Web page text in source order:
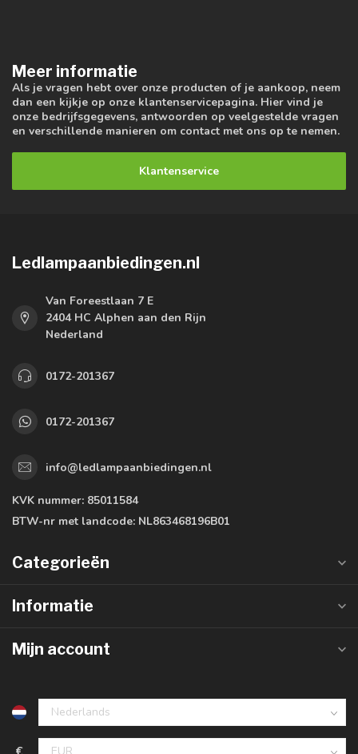
Meer informatie
Als je vragen hebt over onze producten of je aankoop, neem
dan een kijkje op onze klantenservicepagina. Hier vind je
onze bedrijfsgegevens, antwoorden op veelgestelde vragen
en verschillende manieren om contact met ons op te nemen.
Klantenservice
Ledlampaanbiedingen.nl
Van Foreestlaan 7 E
2404 HC Alphen aan den Rijn
Nederland
0172-201367
0172-201367
info@ledlampaanbiedingen.nl
KVK nummer: 85011584
BTW-nr met landcode: NL863468196B01
Categorieën
Informatie
Mijn account